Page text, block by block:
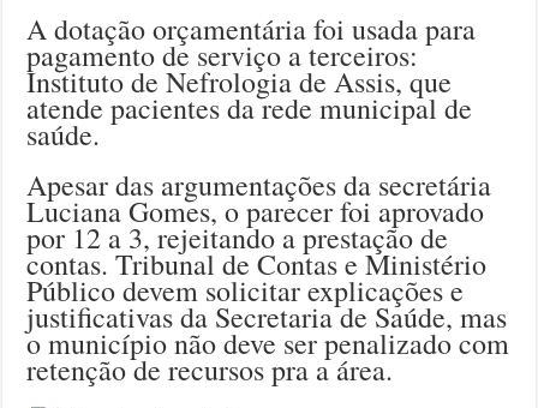
A dotação orçamentária foi usada para
pagamento de serviço a terceiros:
Instituto de Nefrologia de Assis, que
atende pacientes da rede municipal de
saúde.
Apesar das argumentações da secretária
Luciana Gomes, o parecer foi aprovado
por 12 a 3, rejeitando a prestação de
contas. Tribunal de Contas e Ministério
Público devem solicitar explicações e
justificativas da Secretaria de Saúde, mas
o município não deve ser penalizado com
retenção de recursos pra a área.